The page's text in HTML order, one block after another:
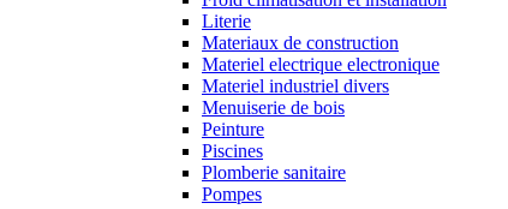
Literie
Materiaux de construction
Materiel electrique electronique
Materiel industriel divers
Menuiserie de bois
Peinture
Piscines
Plomberie sanitaire
Pompes